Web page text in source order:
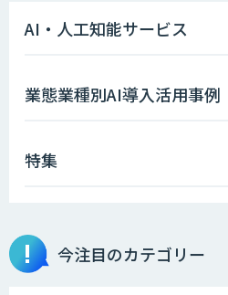
AI活用サービス
AI開発・伴走
AI・人工知能サービス
業態業種別AI導入活用事例
特集
今注目のカテゴリー